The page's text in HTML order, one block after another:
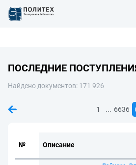
ПОСЛЕДНИЕ
Найдено документов: 171 926
1 ... 6636
№ Описание